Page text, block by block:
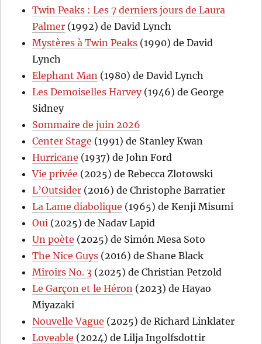
Twin Peaks : Les 7 derniers jours de Laura
Palmer (1992) de David Lynch
Mystères à Twin Peaks (1990) de David
Lynch
Elephant Man (1980) de David Lynch
Les Demoiselles Harvey(1946) de George
Sidney
Sommaire de juin 2026
Center Stage (1991) de Stanley Kwan
Hurricane (1937) de John Ford
Vie privée (2025) de Rebecca Zlotowski
L’Outsider (2016) de Christophe Barratier
La Lame diabolique (1965) de Kenji Misumi
Oui (2025) de Nadav Lapid
Un poète (2025) de Simón Mesa Soto
The Nice Guys (2016) de Shane Black
Miroirs No. 3 (2025) de Christian Petzold
Le Garçon et le Héron (2023) de Hayao
Miyazaki
Nouvelle Vague (2025) de Richard Linklater
Loveable (2024) de Lilja Ingolfsdottir